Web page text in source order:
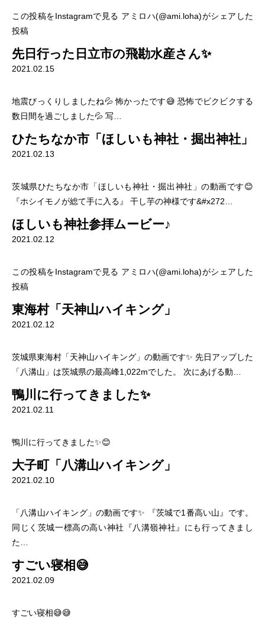
この投稿をInstagramで見る アミロハ(@ami.loha)がシェアした
投稿
先日行った日立市の飛勘水産さん✨
2021.02.15
地震びっくりしましたね💦 怖かったです😅 恐怖でビクビクする
数日間を過ごしました💦 写…
ひたちなか市「ほしいも神社・掘出神社」
2021.02.13
茨城県ひたちなか市「ほしいも神社・掘出神社」の動画です😊
『ホシイモノが総て手に入る』 干し芋の神様です&#x272…
ほしいも神社参拝ムービー♪
2021.02.12
この投稿をInstagramで見る アミロハ(@ami.loha)がシェアした
投稿
東海村「天神山ハイキング」
2021.02.12
茨城県東海村「天神山ハイキング」の動画です✨ 先日アップした
「八溝山」は茨城県の最高峰1,022mでした。 次にあげる動…
鴨川に行ってきました✨
2021.02.11
鴨川に行ってきました✨😊
大子町「八溝山ハイキング」
2021.02.10
「八溝山ハイキング」の動画です✨ 『茨城で1番高い山』です。
同じく茨城一標高の高い神社『八溝嶺神社』にも行ってきまし
た…
すごい寝相😅
2021.02.09
すごい寝相😅😅